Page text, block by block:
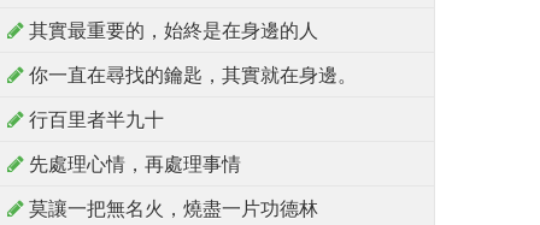
其實最重要的，始終是在身邊的人
你一直在尋找的鑰匙，其實就在身邊。
行百里者半九十
先處理心情，再處理事情
莫讓一把無名火，燒盡一片功德林